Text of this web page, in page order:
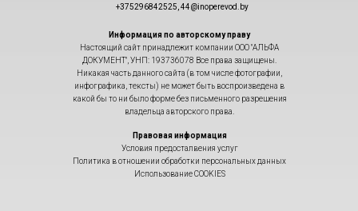
+375296842525, 44@inoperevod.by
Информация по авторскому праву
Настоящий сайт принадлежит компании ООО "АЛЬФА
ДОКУМЕНТ", УНП: 193736078 Все права защищены.
Никакая часть данного сайта (в том числе фотографии,
инфографика, тексты) не может быть воспроизведена в
какой бы то ни было форме без письменного разрешения
владельца авторского права.
Правовая информация
Условия предосталвения услуг
Политика в отношении обработки персональных данных
Использование COOKIES